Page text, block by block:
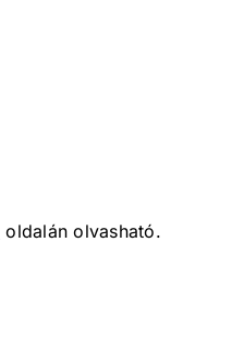
oldalán olvasható.